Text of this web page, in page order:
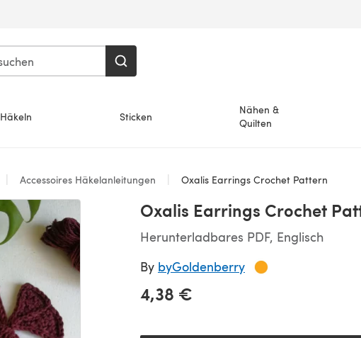
Häkeln Sticken
Nähen &
Quilten
Accessoires Häkelanleitungen Oxalis Earrings Crochet Pattern
Oxalis Earrings Crochet
Herunterladbares PDF, Englisch
By byGoldenberry
4,38 €